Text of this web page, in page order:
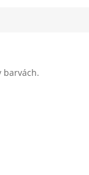
barvách.